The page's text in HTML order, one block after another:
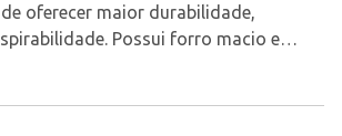
oferecer maior durabilidade,
Borracha